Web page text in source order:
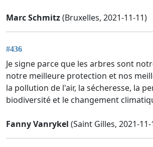
Marc Schmitz(Bruxelles, 2021-11-11)
#436
Je signe parce que les arbres sont
notre meilleure protection et nos
la pollution de l'air, la sécheresse, la
biodiversité et le changement
Fanny Vanrykel (Saint Gilles, 2021-11-